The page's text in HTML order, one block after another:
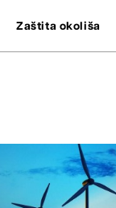
Zaštita okoliša